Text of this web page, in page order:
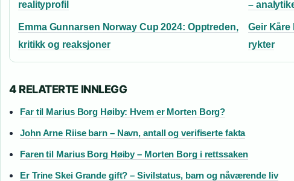
realityprofil
–
Emma Gunnarsen Norway Cup 2024: Opptreden,
kritikk og reaksjoner
Geir Kåre
rykter
4 RELATERTE INNLEGG
Far til Marius Borg Høiby: Hvem er Morten Borg?
John Arne Riise barn – Navn, antall og verifiserte fakta
Faren til Marius Borg Høiby – Morten Borg i rettssaken
Er Trine Skei Grande gift? – Sivilstatus, barn og nåværende liv